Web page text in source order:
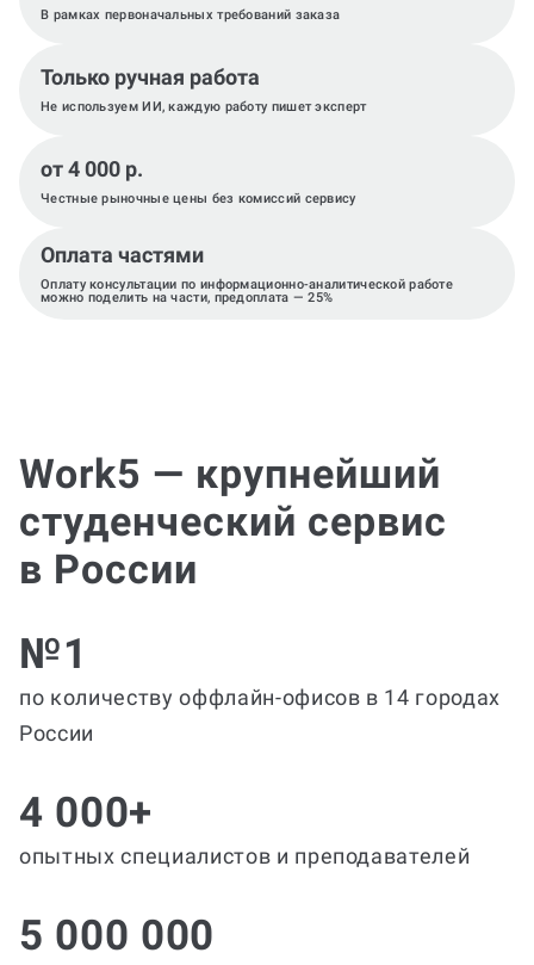
В рамках первоначальных требований заказа
Только ручная работа
Не используем ИИ, каждую работу пишет эксперт
от 4 000 р.
Честные рыночные цены без комиссий сервису
Оплата частями
Оплату консультации по информационно-аналитической работе
можно поделить на части, предоплата — 25%
Work5 — крупнейший
студенческий сервис
в России
№1
по количеству оффлайн-офисов в 14 городах
России
4 000+
опытных специалистов и преподавателей
5 000 000